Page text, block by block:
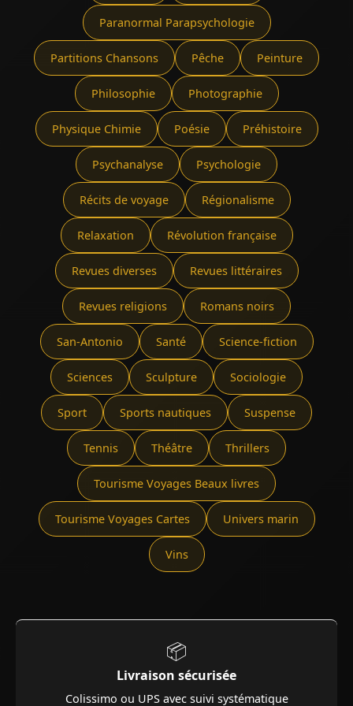
Paranormal Parapsychologie
Partitions Chansons Pêche Peinture
Philosophie Photographie
Physique Chimie Poésie Préhistoire
Psychanalyse Psychologie
Récits de voyage Régionalisme
Relaxation Révolution française
Revues diverses Revues littéraires
Revues religions Romans noirs
San-Antonio Santé Science-fiction
Sciences Sculpture Sociologie
Sport Sports nautiques Suspense
Tennis Théâtre Thrillers
Tourisme Voyages Beaux livres
Tourisme Voyages Cartes Univers marin
Vins
📦
Livraison sécurisée
Colissimo ou UPS avec suivi systématique